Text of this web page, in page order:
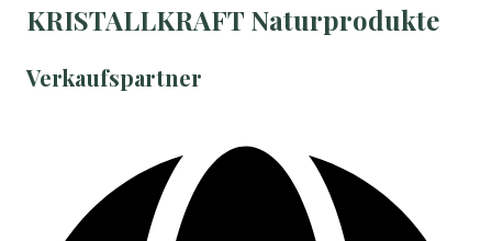
KRISTALLKRAFT Naturprodukte
Verkaufspartner